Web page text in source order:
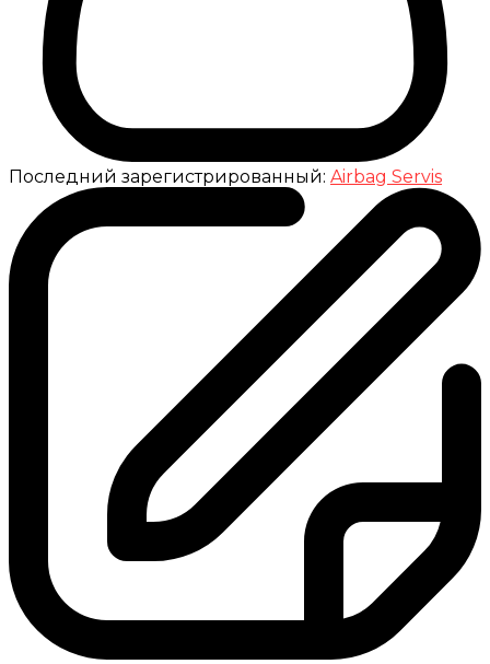
Последний зарегистрированный: Airbag Servis